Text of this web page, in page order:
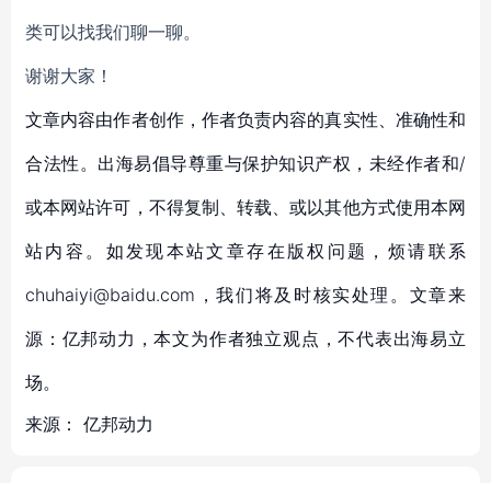
类可以找我们聊一聊。
谢谢大家！
文章内容由作者创作，作者负责内容的真实性、准确性和
合法性。出海易倡导尊重与保护知识产权，未经作者和/
或本网站许可，不得复制、转载、或以其他方式使用本网
站内容。如发现本站文章存在版权问题，烦请联系
chuhaiyi@baidu.com，我们将及时核实处理。文章来
源：亿邦动力，本文为作者独立观点，不代表出海易立
场。
来源： 亿邦动力